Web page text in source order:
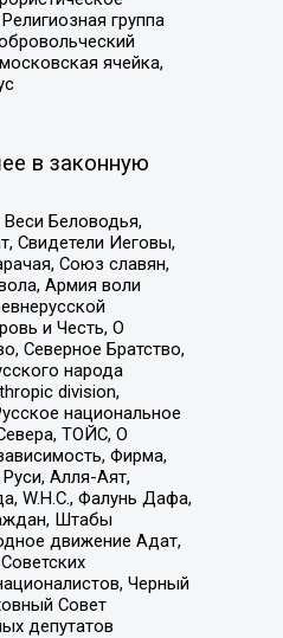
группа
ячейка,
в законную
Беловодья,
Свидетели Иеговы,
Союз славян,
Армия воли
и Честь, О
Северное Братство,
народа
division,
национальное
ТОЙС, О
Фирма,
Алля-Аят,
W.H.С., Фалунь Дафа,
Штабы
движение Адат,
Черный
Совет
депутатов